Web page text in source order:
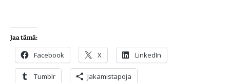
Jaa tämä:
Facebook X LinkedIn
Tumblr Jakamistapoja